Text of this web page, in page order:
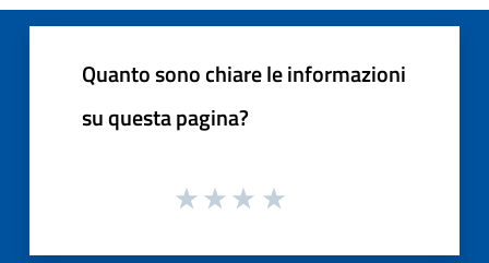
Quanto sono chiare le informazioni
su questa pagina?